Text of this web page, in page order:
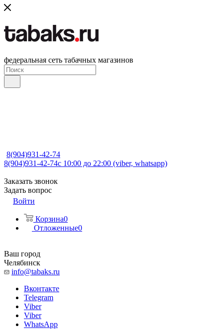
федеральная сеть табачных магазинов
8(904)931-42-74
8(904)931-42-74с 10:00 до 22:00 (viber, whatsapp)
Заказать звонок
Задать вопрос
Войти
Корзина0
Отложенные0
Ваш город
Челябинск
info@tabaks.ru
Вконтакте
Telegram
Viber
Viber
WhatsApp